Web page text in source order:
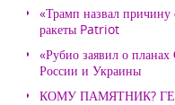
«Трамп назвал причину
ракеты Patriot
«Рубио заявил о
России и Украины
КОМУ ПАМЯТНИК?